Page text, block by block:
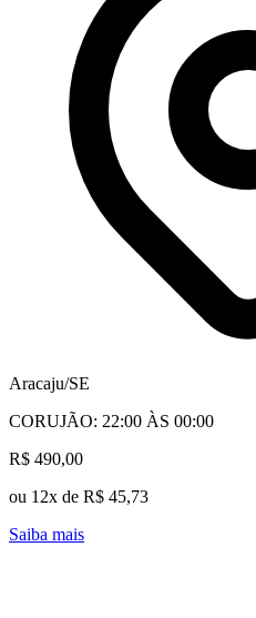
Aracaju/SE
CORUJÃO: 22:00 ÀS 00:00
R$ 490,00
ou 12x de R$ 45,73
Saiba mais